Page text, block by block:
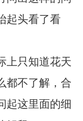
起头看了看
上只知道花天
都不了解，合
起这里面的细